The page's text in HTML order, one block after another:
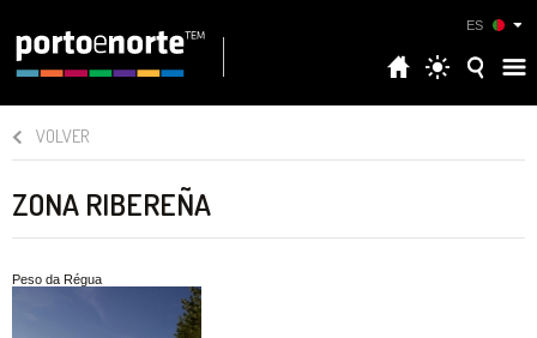
ES
VOLVER
ZONA RIBEREÑA
Peso da Régua